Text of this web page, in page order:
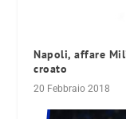
Napoli, affare
croato
20 Febbraio 2018